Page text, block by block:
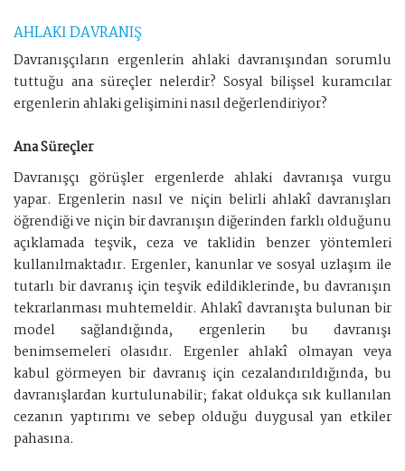
AHLAKİ DAVRANIŞ
Davranışçıların ergenlerin ahlaki davranışından sorumlu
tuttuğu ana süreçler nelerdir? Sosyal bilişsel kuramcılar
ergenlerin ahlaki gelişimini nasıl değerlendiriyor?
Ana Süreçler
Davranışçı görüşler ergenlerde ahlaki davranışa vurgu
yapar. Ergenlerin nasıl ve niçin belirli ahlakî davranışları
öğrendiği ve niçin bir davranışın diğerinden farklı olduğunu
açıklamada teşvik, ceza ve taklidin benzer yöntemleri
kullanılmaktadır. Ergenler, kanunlar ve sosyal uzlaşım ile
tutarlı bir davranış için teşvik edildiklerinde, bu davranışın
tekrarlanması muhtemeldir. Ahlakî davranışta bulunan bir
model sağlandığında, ergenlerin bu davranışı
benimsemeleri olasıdır. Ergenler ahlakî olmayan veya
kabul görmeyen bir davranış için cezalandırıldığında, bu
davranışlardan kurtulunabilir; fakat oldukça sık kullanılan
cezanın yaptırımı ve sebep olduğu duygusal yan etkiler
pahasına.